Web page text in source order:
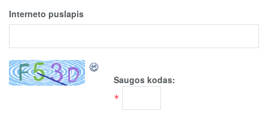
Interneto puslapis
Saugos kodas:
*